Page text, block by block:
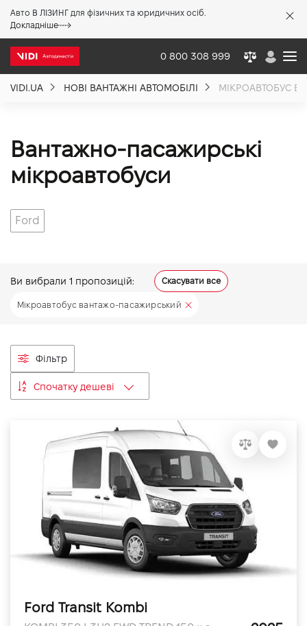
Авто В ЛІЗИНГ для фізичних та юридичних осіб.
Докладніше
0 800 308 999
VIDI.UA НОВІ ВАНТАЖНІ АВТОМОБІЛІ МІКРОАВТОБУС
Вантажно-пасажирські
мікроавтобуси
Ford
Ви вибрали 1 пропозицій: Скасувати все
Мікроавтобус вантажо-пасажирський
Фільтр
Спочатку дешеві
Ford Transit Kombi
Акції %
Новини
Вакансії
Контакти
акціями, послугами та новинками